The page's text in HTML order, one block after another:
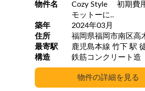
物件名
Cozy Style 初期費
モットーに..
築年
2024年03月
住所
福岡県福岡市南区高
最寄駅
構造
鉄筋コンクリート造